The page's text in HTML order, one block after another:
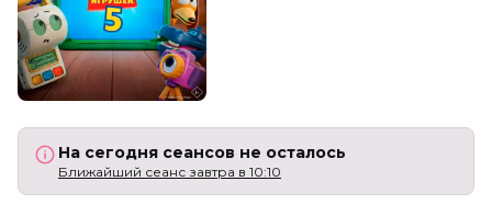
На сегодня сеансов не осталось
Ближайший сеанс завтра в 10:10